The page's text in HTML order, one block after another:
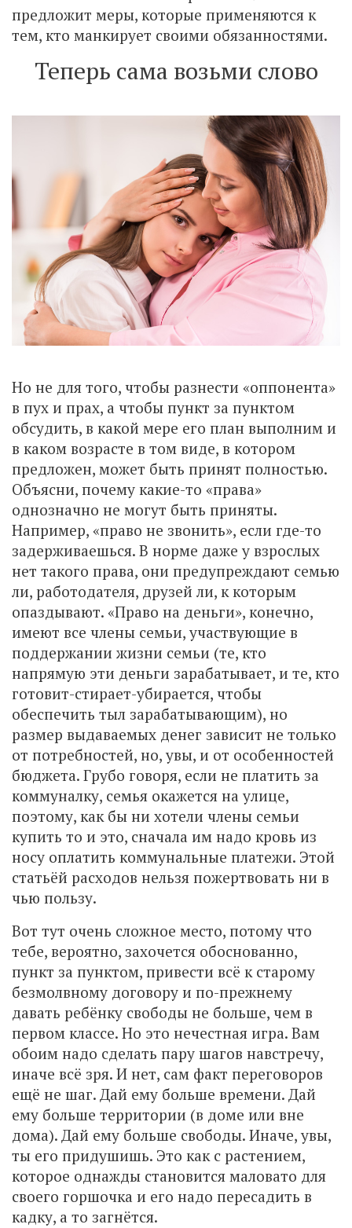
предложит меры, которые применяются к
тем, кто манкирует своими обязанностями.
Теперь сама возьми слово
Но не для того, чтобы разнести «оппонента»
в пух и прах, а чтобы пункт за пунктом
обсудить, в какой мере его план выполним и
в каком возрасте в том виде, в котором
предложен, может быть принят полностью.
Объясни, почему какие-то «права»
однозначно не могут быть приняты.
Например, «право не звонить», если где-то
задерживаешься. В норме даже у взрослых
нет такого права, они предупреждают семью
ли, работодателя, друзей ли, к которым
опаздывают. «Право на деньги», конечно,
имеют все члены семьи, участвующие в
поддержании жизни семьи (те, кто
напрямую эти деньги зарабатывает, и те, кто
готовит-стирает-убирается, чтобы
обеспечить тыл зарабатывающим), но
размер выдаваемых денег зависит не только
от потребностей, но, увы, и от особенностей
бюджета. Грубо говоря, если не платить за
коммуналку, семья окажется на улице,
поэтому, как бы ни хотели члены семьи
купить то и это, сначала им надо кровь из
носу оплатить коммунальные платежи. Этой
статьёй расходов нельзя пожертвовать ни в
чью пользу.
Вот тут очень сложное место, потому что
тебе, вероятно, захочется обоснованно,
пункт за пунктом, привести всё к старому
безмолвному договору и по-прежнему
давать ребёнку свободы не больше, чем в
первом классе. Но это нечестная игра. Вам
обоим надо сделать пару шагов навстречу,
иначе всё зря. И нет, сам факт переговоров
ещё не шаг. Дай ему больше времени. Дай
ему больше территории (в доме или вне
дома). Дай ему больше свободы. Иначе, увы,
ты его придушишь. Это как с растением,
которое однажды становится маловато для
своего горшочка и его надо пересадить в
кадку, а то загнётся.